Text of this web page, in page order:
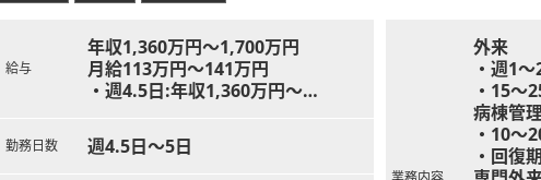
給与
年収1,360万円～1,700万円
月給113万円～141万円
・週4.5日:年収1,360万円～
勤務日数 週4.5日～5日
外来
・週1
・15～
病棟管
・10～
・回復